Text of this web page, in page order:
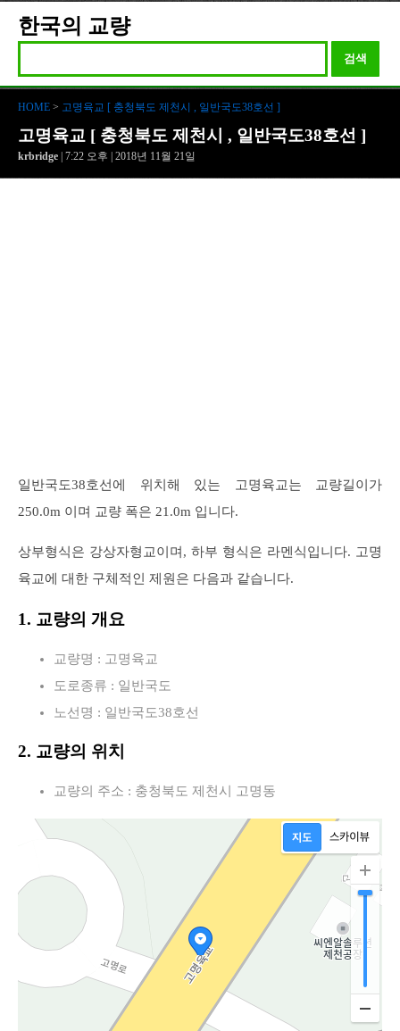
한국의 교량
검색
HOME > 고명육교 [ 충청북도 제천시 , 일반국도38호선 ]
고명육교 [ 충청북도 제천시 , 일반국도38호선 ]
krbridge | 7:22 오후 | 2018년 11월 21일
일반국도38호선에 위치해 있는 고명육교는 교량길이가
250.0m 이며 교량 폭은 21.0m 입니다.
상부형식은 강상자형교이며, 하부 형식은 라멘식입니다. 고명
육교에 대한 구체적인 제원은 다음과 같습니다.
1. 교량의 개요
교량명 : 고명육교
도로종류 : 일반국도
노선명 : 일반국도38호선
2. 교량의 위치
교량의 주소 : 충청북도 제천시 고명동